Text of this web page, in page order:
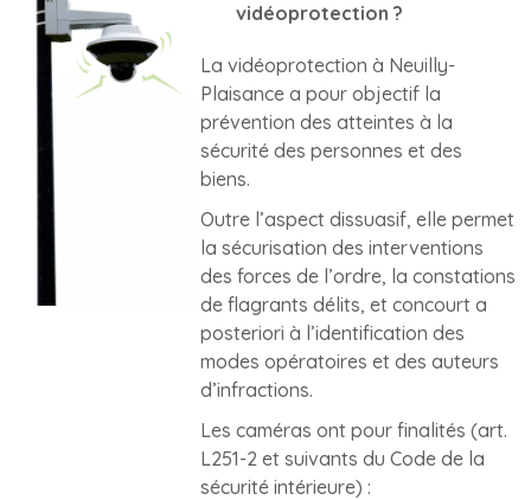
vidéoprotection ?
La vidéoprotection à Neuilly-
Plaisance a pour objectif la
prévention des atteintes à la
sécurité des personnes et des
biens.
Outre l’aspect dissuasif, elle permet
la sécurisation des interventions
des forces de l’ordre, la constations
de flagrants délits, et concourt a
posteriori à l’identification des
modes opératoires et des auteurs
d’infractions.
Les caméras ont pour finalités (art.
L251-2 et suivants du Code de la
sécurité intérieure) :